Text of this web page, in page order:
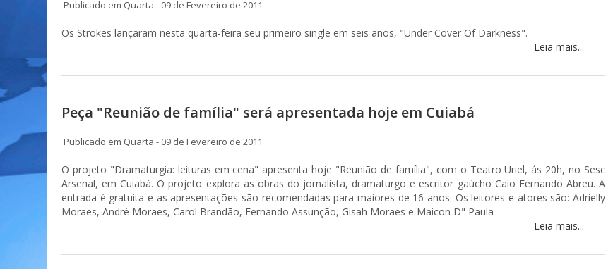
Publicado em Quarta - 09 de Fevereiro de 2011
Os Strokes lançaram nesta quarta-feira seu primeiro single em seis anos, "Under Cover Of Darkness".
Leia mais...
Peça "Reunião de família" será apresentada hoje em Cuiabá
Publicado em Quarta - 09 de Fevereiro de 2011
O projeto "Dramaturgia: leituras em cena" apresenta hoje "Reunião de família", com o Teatro Uriel, ás 20h, no Sesc
Arsenal, em Cuiabá. O projeto explora as obras do jornalista, dramaturgo e escritor gaúcho Caio Fernando Abreu. A
entrada é gratuita e as apresentações são recomendadas para maiores de 16 anos. Os leitores e atores são: Adrielly
Moraes, André Moraes, Carol Brandão, Fernando Assunção, Gisah Moraes e Maicon D" Paula
Leia mais...